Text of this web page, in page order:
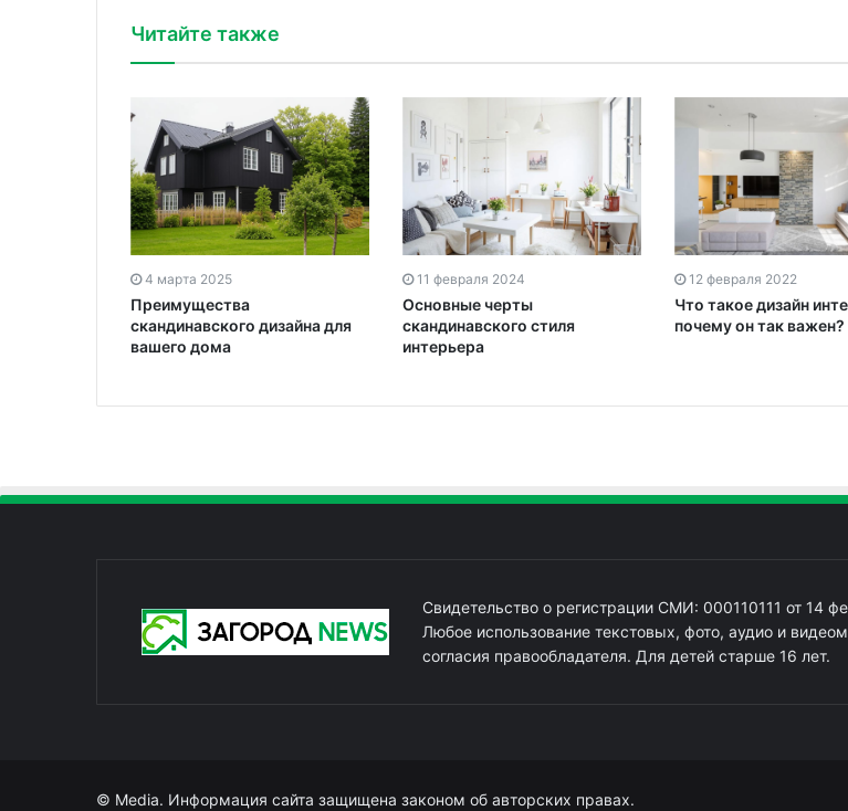
Читайте также
4 марта 2025
Преимущества
скандинавского дизайна для
вашего дома
11 февраля 2024
Основные черты
скандинавского стиля
интерьера
12 февраля 2022
Что такое дизайн
почему он так важен?
Свидетельство о регистрации СМИ: 000110111 от 14
Любое использование текстовых, фото, аудио и
согласия правообладателя. Для детей старше 16 лет.
© Media. Информация сайта защищена законом об авторских правах.